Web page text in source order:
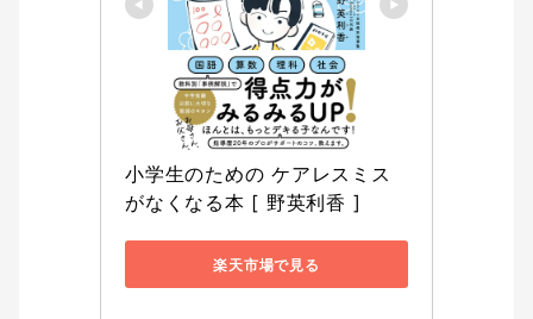
小学生のための ケアレスミス
がなくなる本 [ 野英利香 ]
楽天市場で見る